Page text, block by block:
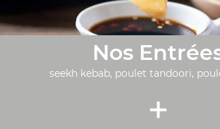
Nos
seekh kebab, poulet tandoori,
+